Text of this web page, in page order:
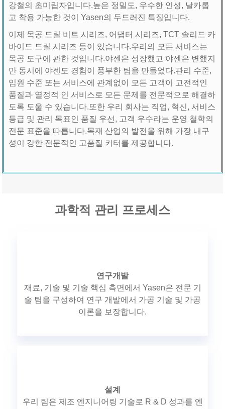
강철의 초미립자입니다.높은 정밀도, 우수한 인성, 날카롭
고 착용 가능한 것이 Yasen의 두드러진 특징입니다.
이제 목공 드릴 비트 시리즈, 어댑터 시리즈, TCT 솔리드 카
바이드 드릴 시리즈 등이 있습니다.우리의 모든 서비스는
목공 도구에 관한 것입니다.야센은 성장했고 야센은 변했지
만 동시에 야센도 경험이 풍부한 팀을 만들었다.관리 수준,
임원 수준 또는 서비스에 관계없이 모든 고객이 고전적인
품질과 열정적 인 서비스로 모든 문제를 전문적으로 해결하
도록 도울 수 있습니다.또한 우리 회사는 직업, 혁신, 서비스
등급 및 관리 목표인 품질 우선, 고객 우수라는 운영 철학의
전문 표준을 따릅니다.목재 산업의 발전을 위해 가장 내구
성이 강한 전문적인 고품질 커터를 제공합니다.
과학적 관리 프로세스
연구개발
재료, 기술 및 기술 핵심 측면에서 Yasen은 전문 기
술 팀을 구성하여 연구 개발에서 가공 기술 및 가공
이론을 보장합니다.
설계
우리 팀은 제조 엔지니어링 기술로 R & D 성과를 엔